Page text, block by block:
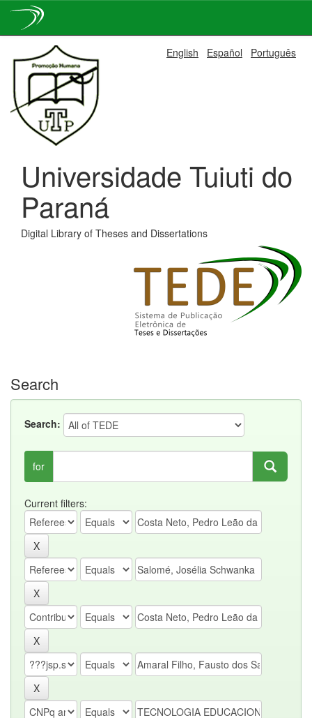
navigation
English Español Português
Universidade Tuiuti do
Paraná
Digital Library of Theses and Dissertations
Search
Search:
for
Current filters: